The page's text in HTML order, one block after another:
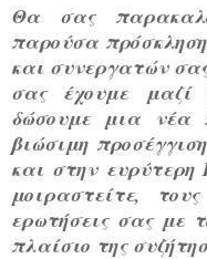
Θα σας
παρούσα
και συνεργατών
σας έχουμε
δώσουμε μια νέα
βιώσιμη
και στην
μοιραστείτε,
ερωτήσεις σας με
πλαίσιο της